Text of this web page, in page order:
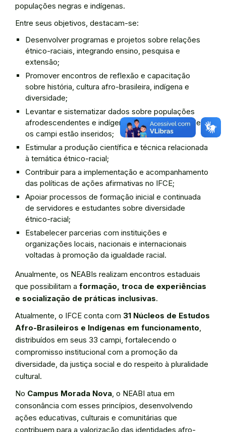
populações negras e indígenas.
Entre seus objetivos, destacam-se:
Desenvolver programas e projetos sobre relações
étnico-raciais, integrando ensino, pesquisa e
extensão;
Promover encontros de reflexão e capacitação
sobre história, cultura afro-brasileira, indígena e
diversidade;
Levantar e sistematizar dados sobre populações
afrodescendentes e indígenas nos territórios onde
os campi estão inseridos;
Estimular a produção científica e técnica relacionada
à temática étnico-racial;
Contribuir para a implementação e acompanhamento
das políticas de ações afirmativas no IFCE;
Apoiar processos de formação inicial e continuada
de servidores e estudantes sobre diversidade
étnico-racial;
Estabelecer parcerias com instituições e
organizações locais, nacionais e internacionais
voltadas à promoção da igualdade racial.
Anualmente, os NEABIs realizam encontros estaduais
que possibilitam a formação, troca de experiências
e socialização de práticas inclusivas.
Atualmente, o IFCE conta com 31 Núcleos de Estudos
Afro-Brasileiros e Indígenas em funcionamento,
distribuídos em seus 33 campi, fortalecendo o
compromisso institucional com a promoção da
diversidade, da justiça social e do respeito à pluralidade
cultural.
No Campus Morada Nova, o NEABI atua em
consonância com esses princípios, desenvolvendo
ações educativas, culturais e comunitárias que
contribuem para a valorização das identidades afro-